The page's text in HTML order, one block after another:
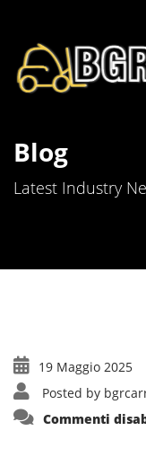
Blog
Latest Industry
19 Maggio 2025
Posted by
Commenti